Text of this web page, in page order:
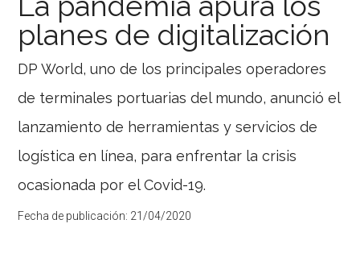
planes de digitalización
DP World, uno de los principales operadores
de terminales portuarias del mundo, anunció el
lanzamiento de herramientas y servicios de
logística en línea, para enfrentar la crisis
ocasionada por el Covid-19.
Fecha de publicación: 21/04/2020